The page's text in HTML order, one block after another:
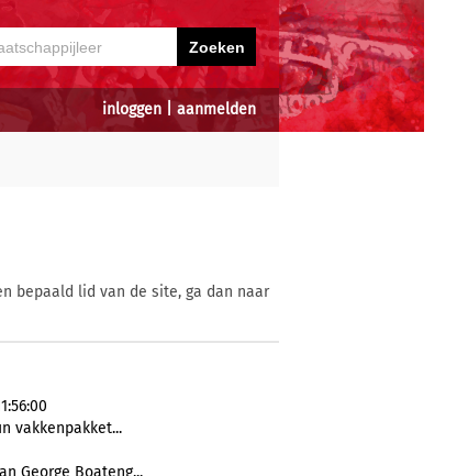
inloggen aanmelden
bepaald lid van de site, ga dan naar
vakkenpakket...
George Boateng...